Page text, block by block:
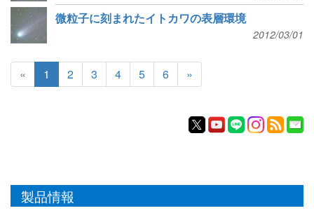
微粒子に刻まれたイトカワの表層環境
2012/03/01
« 1 2 3 4 5 6 »
製品情報